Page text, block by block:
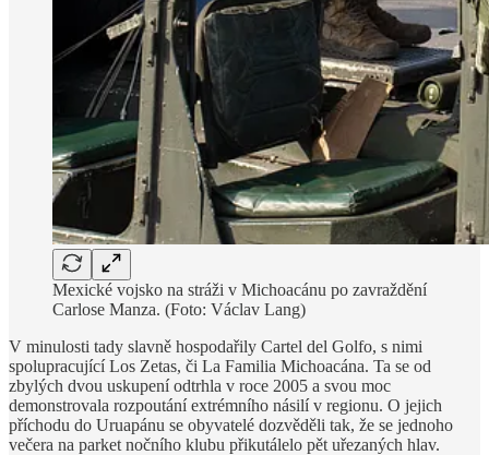
Mexické vojsko na stráži v Michoacánu po zavraždění
Carlose Manza. (Foto: Václav Lang)
V minulosti tady slavně hospodařily Cartel del Golfo, s nimi
spolupracující Los Zetas, či La Familia Michoacána. Ta se od
zbylých dvou uskupení odtrhla v roce 2005 a svou moc
demonstrovala rozpoutání extrémního násilí v regionu. O jejich
příchodu do Uruapánu se obyvatelé dozvěděli tak, že se jednoho
večera na parket nočního klubu přikutálelo pět uřezaných hlav.